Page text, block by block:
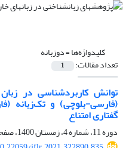
کلیدواژه‌ها =دو‌زبانه
تعداد مقالات: 1
توانش کاربرد‌شناسی در
(فارسی-بلوچی) و تک‌زبانه
گفتاری امتناع
دوره 11، شماره 4، زمستان 1400، صفحه